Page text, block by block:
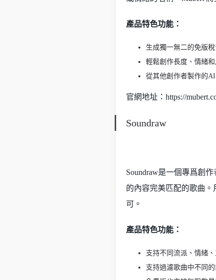
產品特色功能：
生成獨一無二的免版
輕鬆創作長度、情緒
從其他創作者製作的
官網地址：https://
Soundraw
Soundraw是一個專爲創
的內容完美匹配的歌曲。
可。
產品特色功能：
支持不同流派、情緒
支持過濾歌曲中不同